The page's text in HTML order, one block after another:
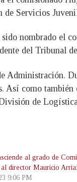
Servicios
nombrado el
del Tribunal
Así como
de
al grado de
director Mauricio
9:06 PM